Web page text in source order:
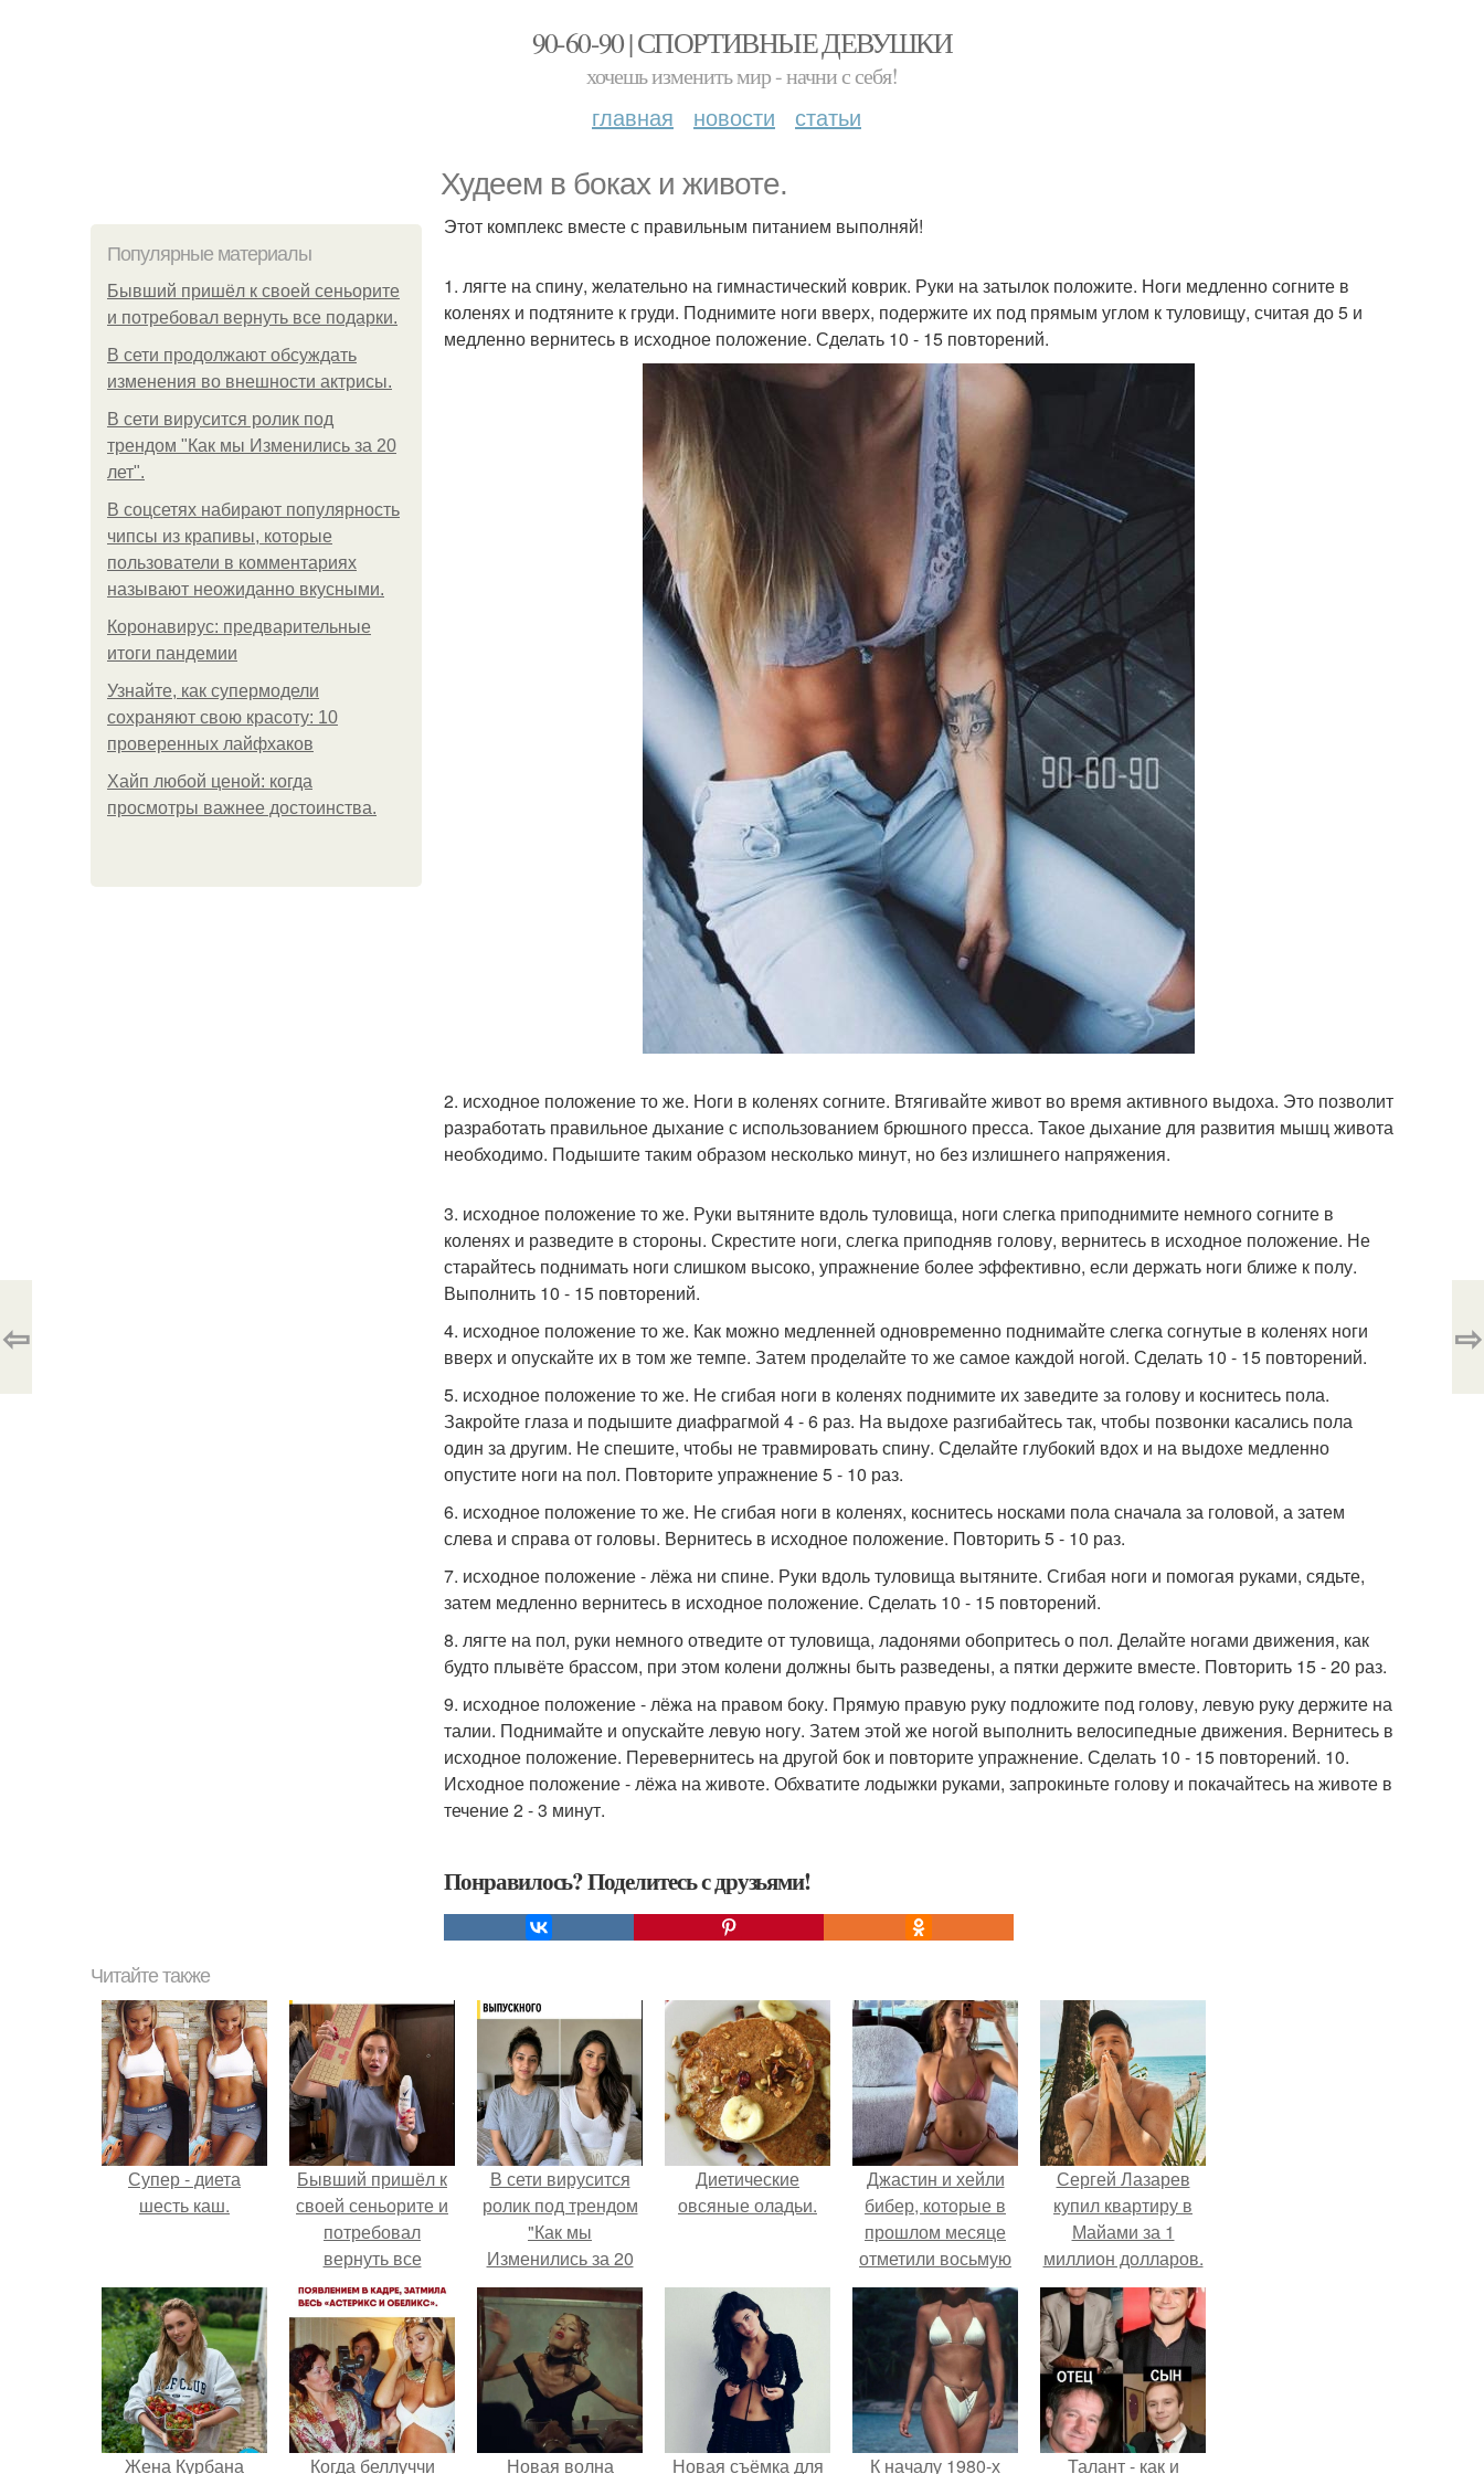
90-60-90 | СПОРТИВНЫЕ ДЕВУШКИ
хочешь изменить мир - начни с себя!
главная новости статьи
Худеем в боках и животе.
Популярные материалы
Бывший пришёл к своей сеньорите
и потребовал вернуть все подарки.
В сети продолжают обсуждать
изменения во внешности актрисы.
В сети вирусится ролик под
трендом "Как мы Изменились за 20
лет".
В соцсетях набирают популярность
чипсы из крапивы, которые
пользователи в комментариях
называют неожиданно вкусными.
Коронавирус: предварительные
итоги пандемии
Узнайте, как супермодели
сохраняют свою красоту: 10
проверенных лайфхаков
Хайп любой ценой: когда
просмотры важнее достоинства.
Этот комплекс вместе с правильным питанием выполняй!
1. лягте на спину, желательно на гимнастический коврик. Руки на затылок положите. Ноги медленно согните в
коленях и подтяните к груди. Поднимите ноги вверх, подержите их под прямым углом к туловищу, считая до 5 и
медленно вернитесь в исходное положение. Сделать 10 - 15 повторений.
2. исходное положение то же. Ноги в коленях согните. Втягивайте живот во время активного выдоха. Это позволит
разработать правильное дыхание с использованием брюшного пресса. Такое дыхание для развития мышц живота
необходимо. Подышите таким образом несколько минут, но без излишнего напряжения.
3. исходное положение то же. Руки вытяните вдоль туловища, ноги слегка приподнимите немного согните в
коленях и разведите в стороны. Скрестите ноги, слегка приподняв голову, вернитесь в исходное положение. Не
старайтесь поднимать ноги слишком высоко, упражнение более эффективно, если держать ноги ближе к полу.
Выполнить 10 - 15 повторений.
4. исходное положение то же. Как можно медленней одновременно поднимайте слегка согнутые в коленях ноги
вверх и опускайте их в том же темпе. Затем проделайте то же самое каждой ногой. Сделать 10 - 15 повторений.
5. исходное положение то же. Не сгибая ноги в коленях поднимите их заведите за голову и коснитесь пола.
Закройте глаза и подышите диафрагмой 4 - 6 раз. На выдохе разгибайтесь так, чтобы позвонки касались пола
один за другим. Не спешите, чтобы не травмировать спину. Сделайте глубокий вдох и на выдохе медленно
опустите ноги на пол. Повторите упражнение 5 - 10 раз.
6. исходное положение то же. Не сгибая ноги в коленях, коснитесь носками пола сначала за головой, а затем
слева и справа от головы. Вернитесь в исходное положение. Повторить 5 - 10 раз.
7. исходное положение - лёжа ни спине. Руки вдоль туловища вытяните. Сгибая ноги и помогая руками, сядьте,
затем медленно вернитесь в исходное положение. Сделать 10 - 15 повторений.
8. лягте на пол, руки немного отведите от туловища, ладонями обопритесь о пол. Делайте ногами движения, как
будто плывёте брассом, при этом колени должны быть разведены, а пятки держите вместе. Повторить 15 - 20 раз.
9. исходное положение - лёжа на правом боку. Прямую правую руку подложите под голову, левую руку держите на
талии. Поднимайте и опускайте левую ногу. Затем этой же ногой выполнить велосипедные движения. Вернитесь в
исходное положение. Перевернитесь на другой бок и повторите упражнение. Сделать 10 - 15 повторений. 10.
Исходное положение - лёжа на животе. Обхватите лодыжки руками, запрокиньте голову и покачайтесь на животе в
течение 2 - 3 минут.
Понравилось? Поделитесь с друзьями!
⇦ ⇨
Читайте также
Супер - диета
шесть каш.
Бывший пришёл к
своей сеньорите и
потребовал
вернуть все
подарки.
В сети вирусится
ролик под трендом
"Как мы
Изменились за 20
лет".
Диетические
овсяные оладьи.
Джастин и хейли
бибер, которые в
прошлом месяце
отметили восьмую
годовщину
помолвки, показали
новые фото с
совместного
отдыха.
Сергей Лазарев
купил квартиру в
Майами за 1
миллион долларов.
Жена Курбана Когда беллуччи Новая волна Новая съёмка для К началу 1980-х Талант - как и